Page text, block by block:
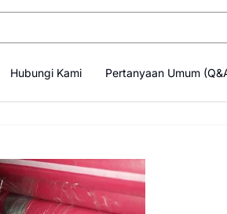
Hubungi Kami Pertanyaan Umum